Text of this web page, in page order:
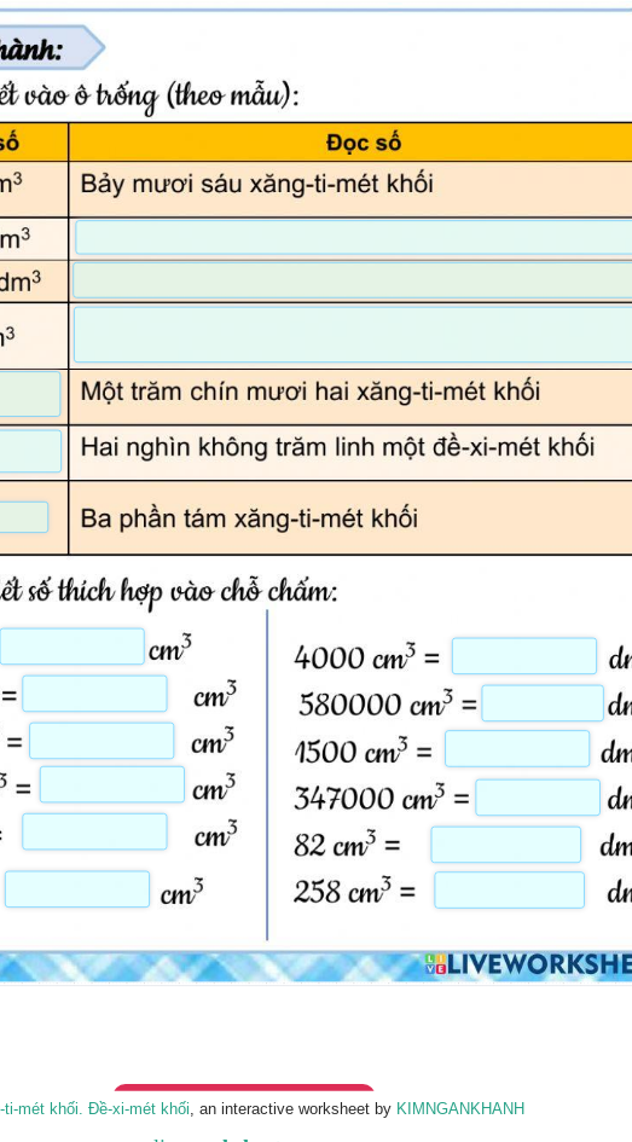
ti-mét khối. Đề-xi-mét khối , an interactive worksheet by KIMNGANKHANH